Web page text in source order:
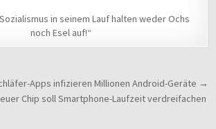
in seinem Lauf halten weder Ochs
noch Esel auf!“
Apps infizieren Millionen Android-Geräte →
Chip soll Smartphone-Laufzeit verdreifachen